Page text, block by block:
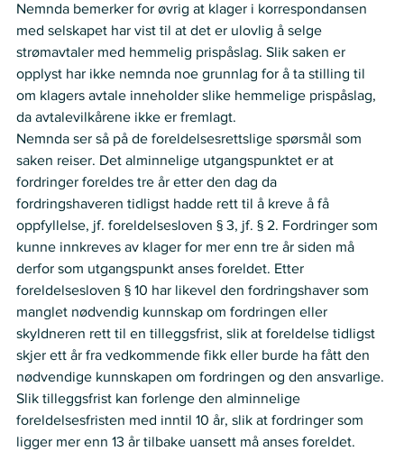
Nemnda bemerker for øvrig at klager i korrespondansen
med selskapet har vist til at det er ulovlig å selge
strømavtaler med hemmelig prispåslag. Slik saken er
opplyst har ikke nemnda noe grunnlag for å ta stilling til
om klagers avtale inneholder slike hemmelige prispåslag,
da avtalevilkårene ikke er fremlagt.
Nemnda ser så på de foreldelsesrettslige spørsmål som
saken reiser. Det alminnelige utgangspunktet er at
fordringer foreldes tre år etter den dag da
fordringshaveren tidligst hadde rett til å kreve å få
oppfyllelse, jf. foreldelsesloven § 3, jf. § 2. Fordringer som
kunne innkreves av klager for mer enn tre år siden må
derfor som utgangspunkt anses foreldet. Etter
foreldelsesloven § 10 har likevel den fordringshaver som
manglet nødvendig kunnskap om fordringen eller
skyldneren rett til en tilleggsfrist, slik at foreldelse tidligst
skjer ett år fra vedkommende fikk eller burde ha fått den
nødvendige kunnskapen om fordringen og den ansvarlige.
Slik tilleggsfrist kan forlenge den alminnelige
foreldelsesfristen med inntil 10 år, slik at fordringer som
ligger mer enn 13 år tilbake uansett må anses foreldet.